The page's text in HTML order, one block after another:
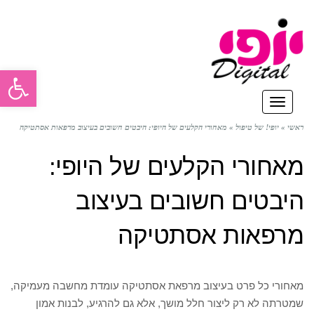
תפריט
ראשי » יופי! של טיפול » מאחורי הקלעים של היופי: היבטים חשובים בעיצוב מרפאות אסתטיקה
מאחורי הקלעים של היופי:
היבטים חשובים בעיצוב
מרפאות אסתטיקה
מאחורי כל פרט בעיצוב מרפאת אסתטיקה עומדת מחשבה מעמיקה,
שמטרתה לא רק ליצור חלל מושך, אלא גם להרגיע, לבנות אמון
פתח